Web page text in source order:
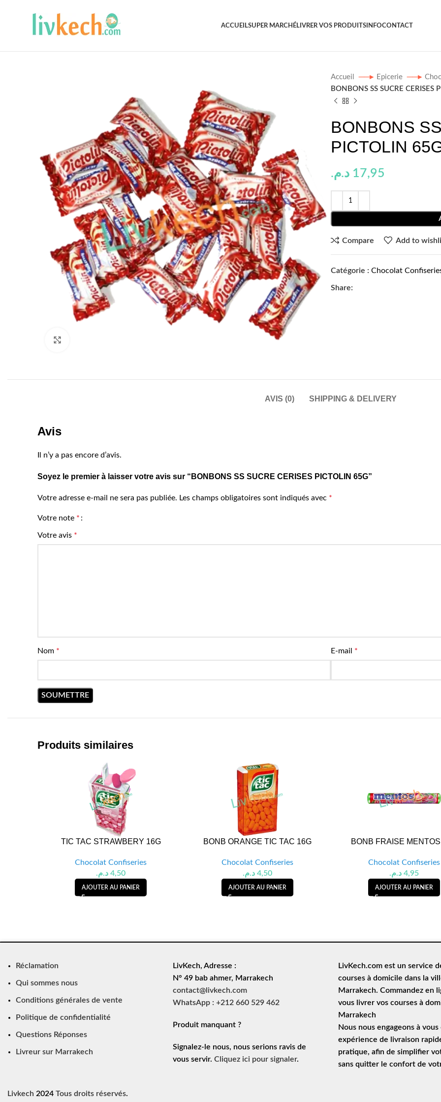
ACCUEILSUPER MARCHÉ LIVRER VOS PRODUITS INFOCONTACT
Accueil Epicerie
BONBONS SS SUCRE CERISES
BONBONS
PICTOLIN
17,95 د.م.
Compare Add to
Catégorie : Chocolat
Share:
AVIS (0) SHIPPING & DELIVERY
Avis
Il n’y a pas encore d’avis.
Soyez le premier à laisser votre avis sur “BONBONS SS SUCRE CERISES PICTOLIN 65G”
Votre adresse e-mail ne sera pas publiée. Les champs obligatoires sont indiqués avec *
Votre note *
Votre avis *
Nom * E-mail *
Produits similaires
TIC TAC STRAWBERY 16G
Chocolat Confiseries
4,50 د.م.
AJOUTER AU PANIER
BONB ORANGE TIC TAC 16G
Chocolat Confiseries
4,50 د.م.
AJOUTER AU PANIER
BONB FRAISE
Chocolat Confiseries
4,95 د.م.
AJOUTER AU PANIER
Réclamation
Qui sommes nous
Conditions générales de vente
Politique de confidentialité
Questions Réponses
Livreur sur Marrakech
LivKech, Adresse :
N° 49 bab ahmer, Marrakech
contact@livkech.com
WhatsApp : +212 660 529 462
Produit manquant ?
Signalez-le nous, nous serions ravis de
vous servir. Cliquez ici pour signaler.
LivKech.com est un service
courses à domicile dans la
Marrakech. Commandez en
vous livrer vos courses à
Marrakech
Nous nous engageons à
expérience de
livraison
pratique, afin de simplifier
sans quitter le confort de
Livkech 2024Tous droits réservés.